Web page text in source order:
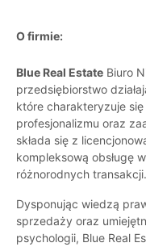
O firmie:
Blue Real Estate Biuro
przedsiębiorstwo
które charakteryzuje
profesjonalizmu oraz
składa się z
kompleksową obsługę
różnorodnych transakcji.
Dysponując wiedzą
sprzedaży oraz
psychologii, Blue Real